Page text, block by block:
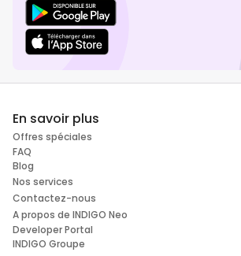
En savoir plus
Offres spéciales
FAQ
Blog
Nos services
Contactez-nous
A propos de INDIGO Neo
Developer Portal
INDIGO Groupe